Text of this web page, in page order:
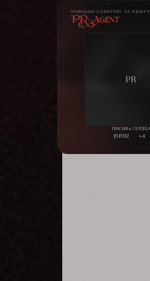
поведаю сплетню за крюге
PR-Agent
151592 +4